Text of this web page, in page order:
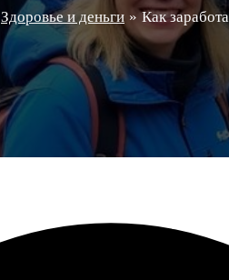
Здоровье и деньги Как